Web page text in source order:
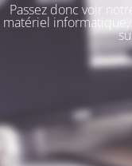
Passez donc voir
matériel informatique,